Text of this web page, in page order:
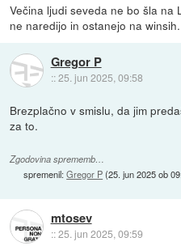
Večina ljudi seveda ne bo šla na
ne naredijo in ostanejo na winsih.
Gregor P
::25. jun 2025, 09:58
Brezplačno v smislu, da jim
za to.
Zgodovina sprememb…
spremenil:Gregor P(25. jun 2025 ob
mtosev
::25. jun 2025, 09:59